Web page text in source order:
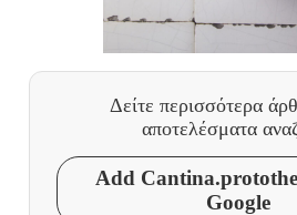
Δείτε περισσότερα
αποτελέσματα
Add
Google